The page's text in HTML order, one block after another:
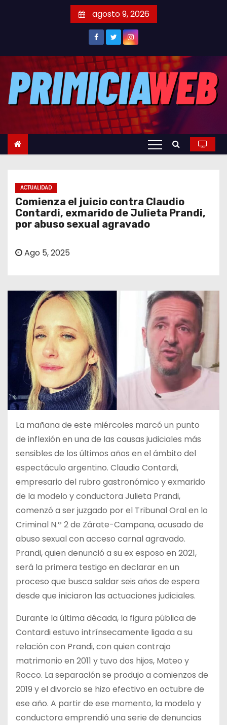
o
agosto 9, 2026
ACTUALIDAD
Comienza el juicio contra Claudio
Contardi, exmarido de Julieta Prandi,
por abuso sexual agravado
Ago 5, 2025
La mañana de este miércoles marcó un punto
de inflexión en una de las causas judiciales más
sensibles de los últimos años en el ámbito del
espectáculo argentino. Claudio Contardi,
empresario del rubro gastronómico y exmarido
de la modelo y conductora Julieta Prandi,
comenzó a ser juzgado por el Tribunal Oral en lo
Criminal N.º 2 de Zárate-Campana, acusado de
abuso sexual con acceso carnal agravado.
Prandi, quien denunció a su ex esposo en 2021,
será la primera testigo en declarar en un
proceso que busca saldar seis años de espera
desde que iniciaron las actuaciones judiciales.
Durante la última década, la figura pública de
Contardi estuvo intrínsecamente ligada a su
relación con Prandi, con quien contrajo
matrimonio en 2011 y tuvo dos hijos, Mateo y
Rocco. La separación se produjo a comienzos de
2019 y el divorcio se hizo efectivo en octubre de
ese año. A partir de ese momento, la modelo y
conductora emprendió una serie de denuncias